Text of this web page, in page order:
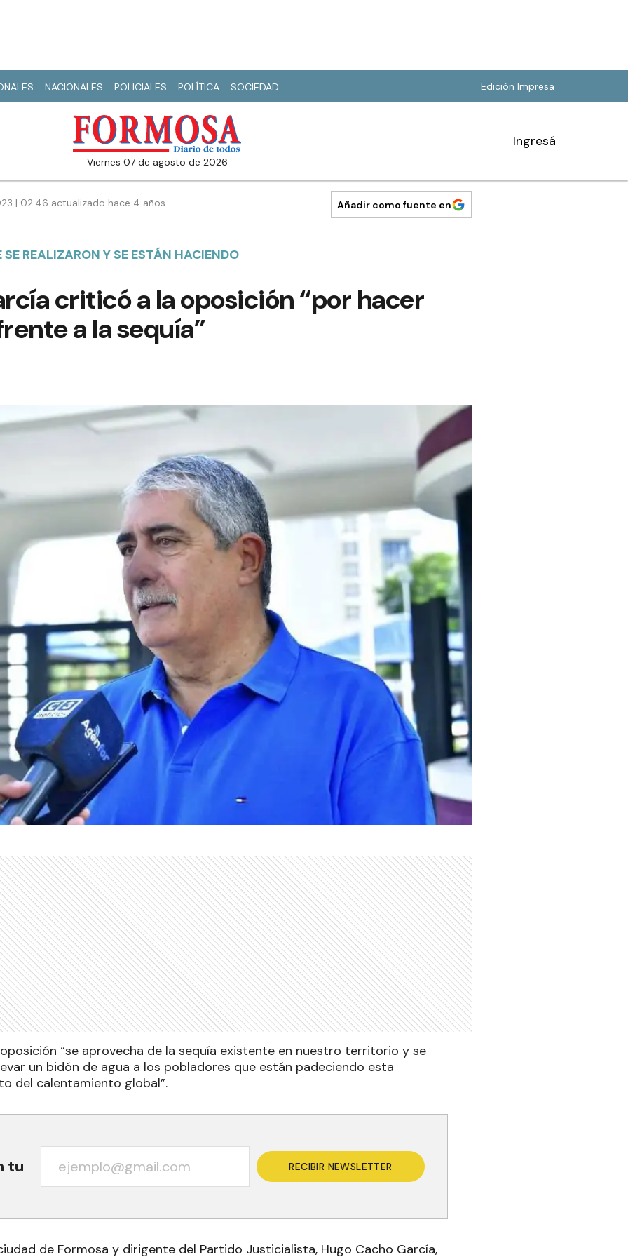
NACIONALES POLICIALES POLÍTICA SOCIEDAD Edición Impresa
viernes 07 de agosto de 2026
Ingresá
| 02:46 actualizado hace 4 años Añadir como fuente en
REALIZARON Y SE ESTÁN HACIENDO
criticó a la oposición “por hacer
a la sequía”
“se aprovecha de la sequía existente en nuestro territorio y se
un bidón de agua a los pobladores que están padeciendo esta
del calentamiento global”.
tu RECIBIR NEWSLETTER
de Formosa y dirigente del Partido Justicialista, Hugo Cacho García,